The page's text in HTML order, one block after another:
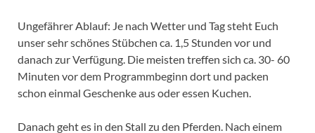
Ungefährer Ablauf: Je nach Wetter und Tag steht Euch
unser sehr schönes Stübchen ca. 1,5 Stunden vor und
danach zur Verfügung. Die meisten treffen sich ca. 30- 60
Minuten vor dem Programmbeginn dort und packen
schon einmal Geschenke aus oder essen Kuchen.
Danach geht es in den Stall zu den Pferden. Nach einem